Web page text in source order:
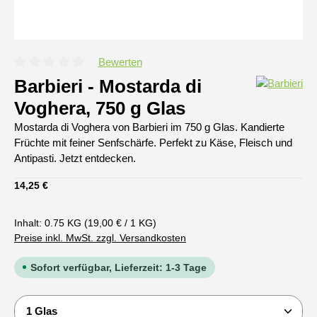
Bewerten
Barbieri - Mostarda di
Voghera, 750 g Glas
Mostarda di Voghera von Barbieri im 750 g Glas. Kandierte
Früchte mit feiner Senfschärfe. Perfekt zu Käse, Fleisch und
Antipasti. Jetzt entdecken.
Regulärer Preis:
14,25 €
Inhalt: 0.75 KG (19,00 € / 1 KG)
Preise inkl. MwSt. zzgl. Versandkosten
Sofort verfügbar, Lieferzeit: 1-3 Tage
Produkt Anzahl: Gib den gewünschten Wert ein